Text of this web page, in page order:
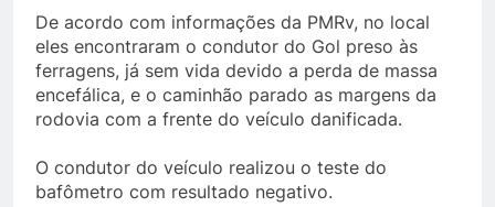
De acordo com informações da PMRv, no local
eles encontraram o condutor do Gol preso às
ferragens, já sem vida devido a perda de massa
encefálica, e o caminhão parado as margens da
rodovia com a frente do veículo danificada.
O condutor do veículo realizou o teste do
bafômetro com resultado negativo.